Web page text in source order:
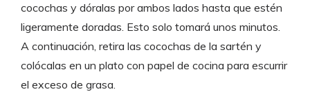
cocochas y dóralas por ambos lados hasta que estén
ligeramente doradas. Esto solo tomará unos minutos.
A continuación, retira las cocochas de la sartén y
colócalas en un plato con papel de cocina para escurrir
el exceso de grasa.